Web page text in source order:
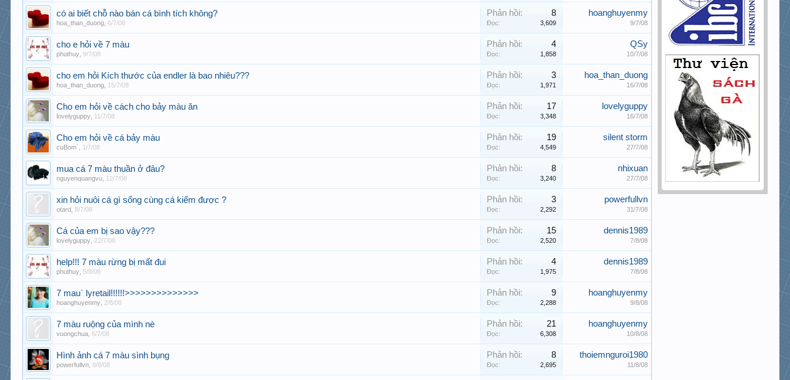
có ai biết chỗ nào bán cá bình tích không?
hoa_than_duong 6/7/08
Phản hồi: 8
Đọc: 3,609
hoanghuyenmy
9/7/08
cho e hỏi về 7 màu
phuthuy ,9/7/08
Phản hồi: 4
Đọc: 1,858
QSy
10/7/08
cho em hỏi Kích thước của endler là bao nhiêu???
hoa_than_duong 15/7/08
Phản hồi: 3
Đọc: 1,971
hoa_than_duong
16/7/08
Cho em hỏi về cách cho bảy màu ăn
lovelyguppy 11/7/08
Phản hồi: 17
Đọc: 3,348
lovelyguppy
16/7/08
Cho em hỏi về cá bảy màu
cuBom` 1/7/08
Phản hồi: 19
Đọc: 4,549
silent storm
27/7/08
mua cá 7 màu thuần ở đâu?
nguyenquangvu 12/7/08
Phản hồi: 8
Đọc: 3,240
nhixuan
27/7/08
xin hỏi nuôi cá gì sống cùng cá kiếm được ?
otard ,8/7/08
Phản hồi: 3
Đọc: 2,292
powerfullvn
31/7/08
Cá của em bị sao vậy???
lovelyguppy 22/7/08
Phản hồi: 15
Đọc: 2,520
dennis1989
7/8/08
help!!! 7 màu rừng bị mất đui
phuthuy 5/8/08
Phản hồi: 4
Đọc: 1,975
dennis1989
7/8/08
7 mau` lyretail!!!!!!>>>>>>>>>>>>>>
hoanghuyenmy 2/8/08
Phản hồi: 9
Đọc: 2,288
hoanghuyenmy
9/8/08
7 màu ruộng của mình nè
vuongchua 6/7/08
Phản hồi: 21
Đọc: 6,308
hoanghuyenmy
10/8/08
Hình ảnh cá 7 màu sình bụng
powerfullvn ,8/8/08
Phản hồi: 8
Đọc: 2,695
thoiemnguroi1980
11/8/08